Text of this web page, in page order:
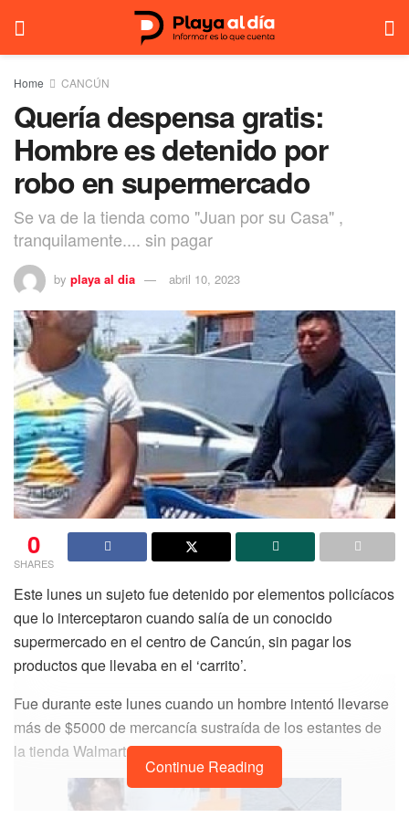
Home CANCÚN
Quería despensa gratis:
Hombre es detenido por
robo en supermercado
Se va de la tienda como "Juan por su Casa" ,
tranquilamente.... sin pagar
by playa al dia abril 10, 2023
0
SHARES
Este lunes un sujeto fue detenido por elementos policíacos
que lo interceptaron cuando salía de un conocido
supermercado en el centro de Cancún, sin pagar los
productos que llevaba en el ‘carrito’.
Fue durante este lunes cuando un hombre intentó llevarse
más de $5000 de mercancía sustraída de los estantes de
la tienda Walmart.
Continue Reading